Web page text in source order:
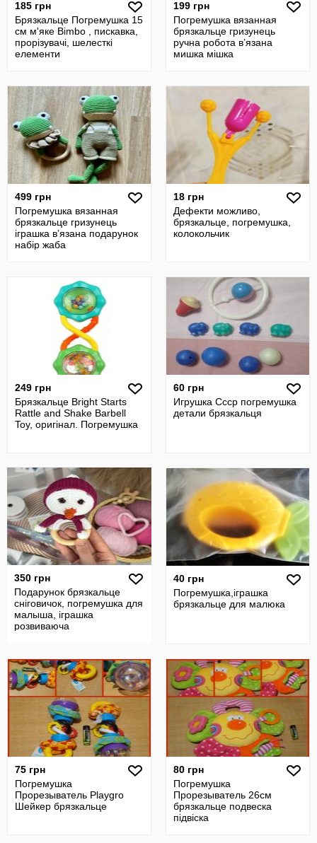
185 грн
Брязкальце Погремушка 15
см м'яке Bimbo , пискавка,
прорізувачі, шелесткі
елементи
199 грн
Погремушка вязанная
брязкальце гризунець
ручна робота вʼязана
мишка мішка
499 грн
Погремушка вязанная
брязкальце гризунець
іграшка вʼязана подарунок
набір жаба
18 грн
Дефекти можливо,
брязкальце, погремушка,
колокольчик
249 грн
Брязкальце Bright Starts
Rattle and Shake Barbell
Toy, оригінал. Погремушка
60 грн
Игрушка Ссср погремушка
детали брязкальця
350 грн
Подарунок брязкальце
сніговичок, погремушка для
малыша, іграшка
розвиваюча
40 грн
Погремушка,іграшка
брязкальце для малюка
75 грн
Погремушка
Прорезыватель Playgro
Шейкер брязкальце
80 грн
Погремушка
Прорезыватель 26см
брязкальце подвеска
підвіска